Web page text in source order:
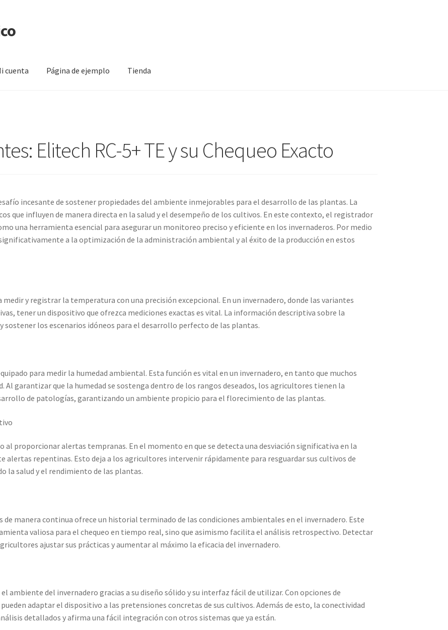
cuenta Página de ejemplo Tienda
Elitech RC-5+ TE y su Chequeo Exacto
incesante de sostener propiedades del ambiente inmejorables para el desarrollo de las plantas. La
que influyen de manera directa en la salud y el desempeño de los cultivos. En este contexto, el registrador
una herramienta esencial para asegurar un monitoreo preciso y eficiente en los invernaderos. Por medio
a la optimización de la administración ambiental y al éxito de la producción en estos
medir y registrar la temperatura con una precisión excepcional. En un invernadero, donde las variantes
tener un dispositivo que ofrezca mediciones exactas es vital. La información descriptiva sobre la
los escenarios idóneos para el desarrollo perfecto de las plantas.
para medir la humedad ambiental. Esta función es vital en un invernadero, en tanto que muchos
Al garantizar que la humedad se sostenga dentro de los rangos deseados, los agricultores tienen la
de patologías, garantizando un ambiente propicio para el florecimiento de las plantas.
al proporcionar alertas tempranas. En el momento en que se detecta una desviación significativa en la
alertas repentinas. Esto deja a los agricultores intervenir rápidamente para resguardar sus cultivos de
la salud y el rendimiento de las plantas.
de manera continua ofrece un historial terminado de las condiciones ambientales en el invernadero. Este
valiosa para el chequeo en tiempo real, sino que asimismo facilita el análisis retrospectivo. Detectar
ajustar sus prácticas y aumentar al máximo la eficacia del invernadero.
ambiente del invernadero gracias a su diseño sólido y su interfaz fácil de utilizar. Con opciones de
adaptar el dispositivo a las pretensiones concretas de sus cultivos. Además de esto, la conectividad
detallados y afirma una fácil integración con otros sistemas que ya están.